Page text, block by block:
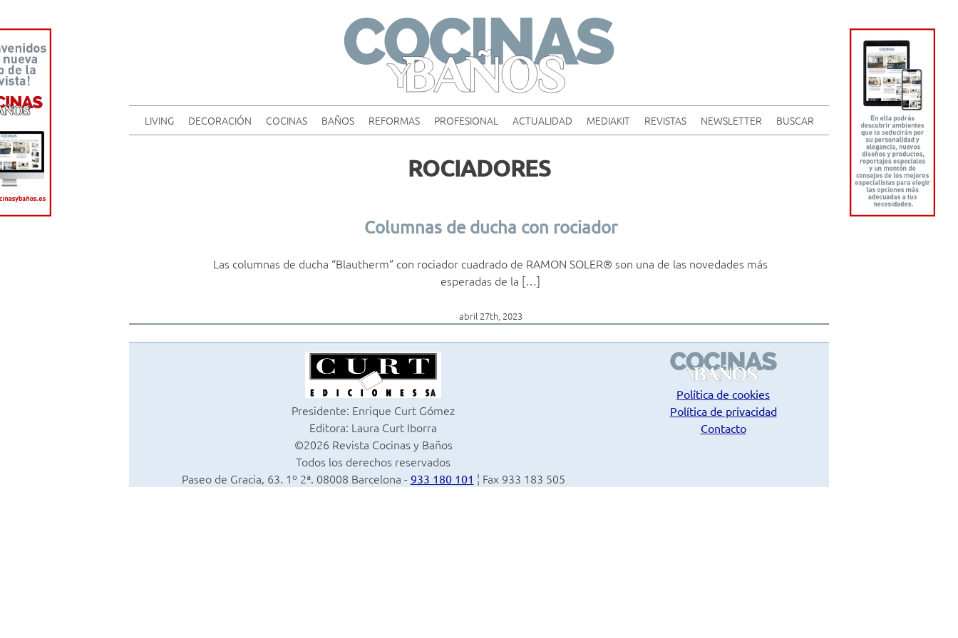
content
LIVING DECORACIÓN COCINAS BAÑOS REFORMAS PROFESIONAL ACTUALIDAD MEDIAKIT REVISTAS NEWSLETTER BUSCAR
ROCIADORES
Columnas de ducha con rociador
Las columnas de ducha “Blautherm” con rociador cuadrado de RAMON SOLER® son una de las novedades más
esperadas de la […]
abril 27th, 2023
Presidente: Enrique Curt Gómez
Editora: Laura Curt Iborra
©2026 Revista Cocinas y Baños
Todos los derechos reservados
Paseo de Gracia, 63. 1º 2ª. 08008 Barcelona - 933 180 101 ¦ Fax 933 183 505
Política de cookies
Política de privacidad
Contacto